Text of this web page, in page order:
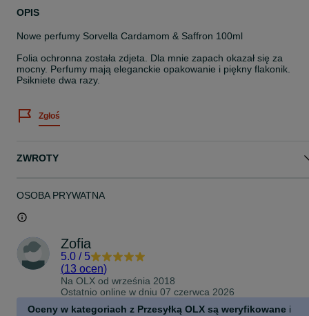
OPIS
Nowe perfumy Sorvella Cardamom & Saffron 100ml
Folia ochronna została zdjeta. Dla mnie zapach okazał się za
mocny. Perfumy mają eleganckie opakowanie i piękny flakonik.
Psikniete dwa razy.
Zgłoś
ZWROTY
OSOBA PRYWATNA
Zofia
5.0 / 5
(13 ocen)
Na OLX od września 2018
Ostatnio online w dniu 07 czerwca 2026
Oceny w kategoriach z Przesyłką OLX są weryfikowane i